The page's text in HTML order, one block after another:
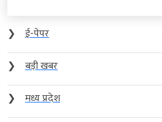
❯
ई-पेपर
❯
बड़ी खबर
❯
मध्य प्रदेश